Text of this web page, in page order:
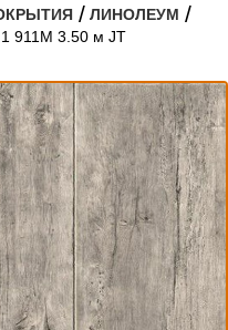
/ ЛИНОЛЕУМ /
911M 3.50 м JT